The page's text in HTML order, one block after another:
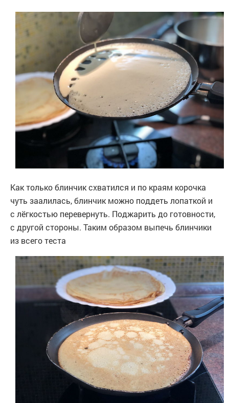
Как только блинчик схватился и по краям корочка
чуть заалилась, блинчик можно поддеть лопаткой и
с лёгкостью перевернуть. Поджарить до готовности,
с другой стороны. Таким образом выпечь блинчики
из всего теста